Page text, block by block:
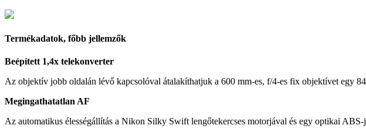
Termékadatok, főbb jellemzők
Beépített 1,4x telekonverter
Az objektív jobb oldalán lévő kapcsolóval átalakíthatjuk a 600 mm-es, f/4-es fix objektívet egy
Megingathatatlan AF
Az automatikus élességállítás a Nikon Silky Swift lengőtekercses motorjával és egy optikai